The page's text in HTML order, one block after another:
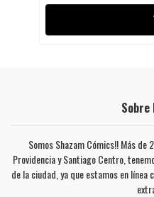
Somos Shazam Cómics!! Más de
Providencia y Santiago Centro,
de la ciudad, ya que estamos en